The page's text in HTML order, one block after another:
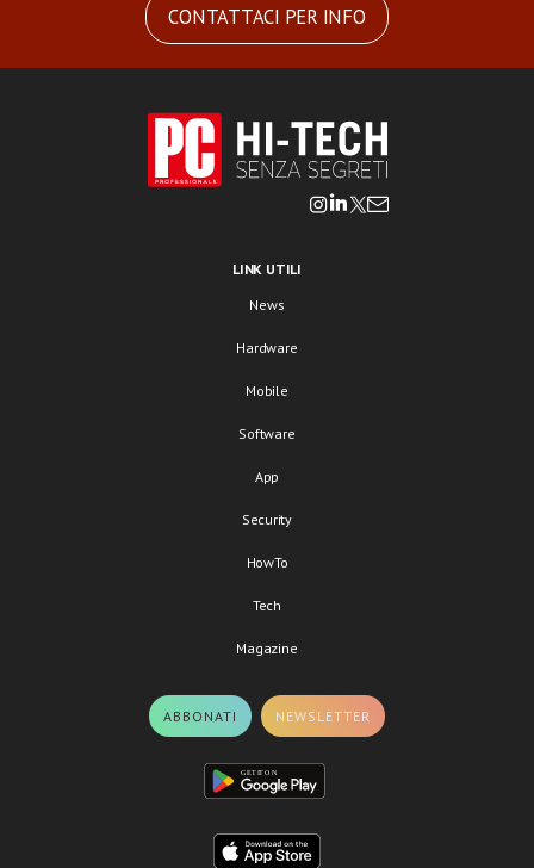
CONTATTACI PER INFO
LINK UTILI
News
Hardware
Mobile
Software
App
Security
HowTo
Tech
Magazine
ABBONATI NEWSLETTER